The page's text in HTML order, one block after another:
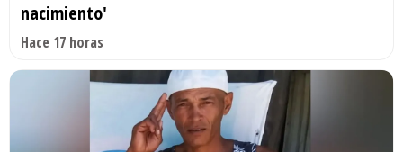
nacimiento'
Hace 17 horas